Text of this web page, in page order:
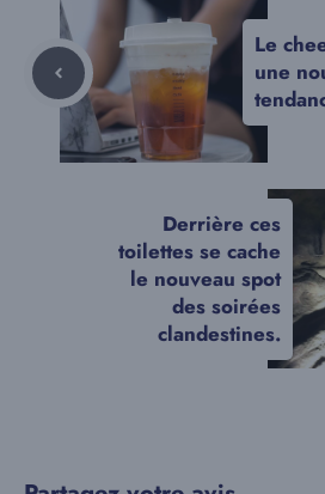
Le
une
Derrière ces
toilettes se cache
le nouveau spot
des soirées
clandestines.